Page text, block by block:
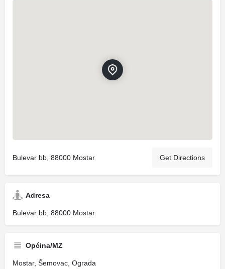
Bulevar bb, 88000 Mostar Get Directions
Adresa
Bulevar bb, 88000 Mostar
Općina/MZ
Mostar, Šemovac, Ograda